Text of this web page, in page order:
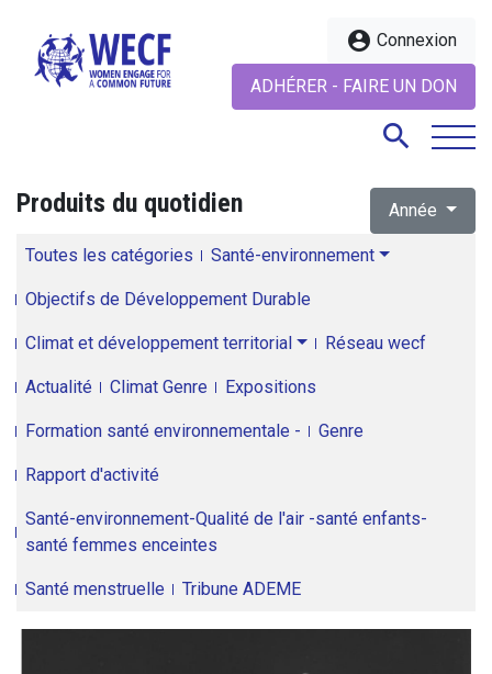
account_circle Connexion
ADHÉRER - FAIRE UN DON
search
Produits du quotidien Année
Toutes les catégories Santé-environnement
Objectifs de Développement Durable
Climat et développement territorial Réseau wecf
Actualité Climat Genre Expositions
Formation santé environnementale - Genre
Rapport d'activité
Santé-environnement-Qualité de l'air -santé enfants-
santé femmes enceintes
Santé menstruelle Tribune ADEME